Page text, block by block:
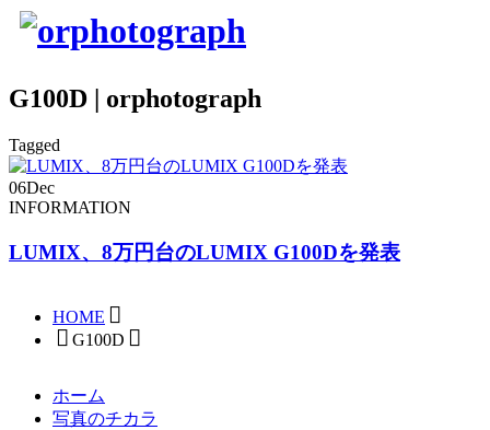
G100D | orphotograph
Tagged
06Dec
INFORMATION
LUMIX、8万円台のLUMIX G100Dを発表
HOME
G100D
ホーム
写真のチカラ